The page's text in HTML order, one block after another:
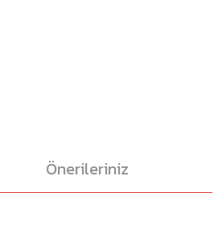
Önerileriniz